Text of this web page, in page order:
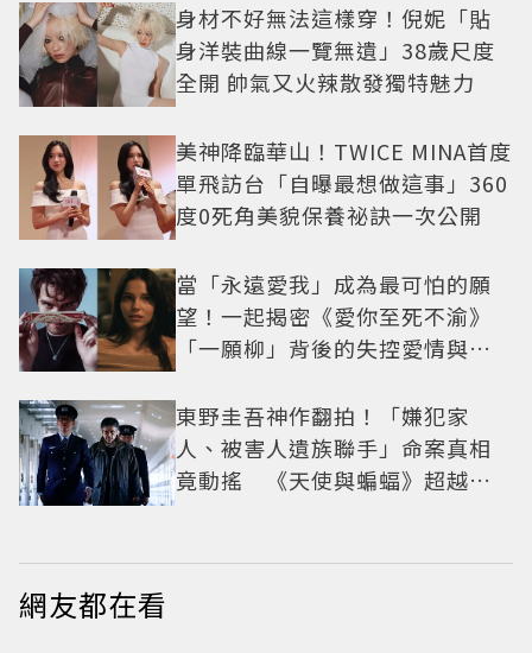
身材不好無法這樣穿！倪妮「貼
身洋裝曲線一覽無遺」38歲尺度
全開 帥氣又火辣散發獨特魅力
美神降臨華山！TWICE MINA首度
單飛訪台「自曝最想做這事」360
度0死角美貌保養祕訣一次公開
當「永遠愛我」成為最可怕的願
望！一起揭密《愛你至死不渝》
「一願柳」背後的失控愛情與爆
東野圭吾神作翻拍！「嫌犯家
人、被害人遺族聯手」命案真相
竟動搖 《天使與蝙蝠》超越懸
網友都在看